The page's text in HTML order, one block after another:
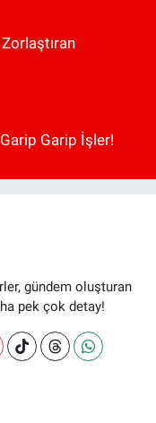
Garip İşler!
gündem oluşturan
pek çok detay!